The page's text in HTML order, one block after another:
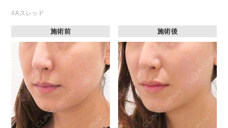
#Aスレッド
施術前 施術後